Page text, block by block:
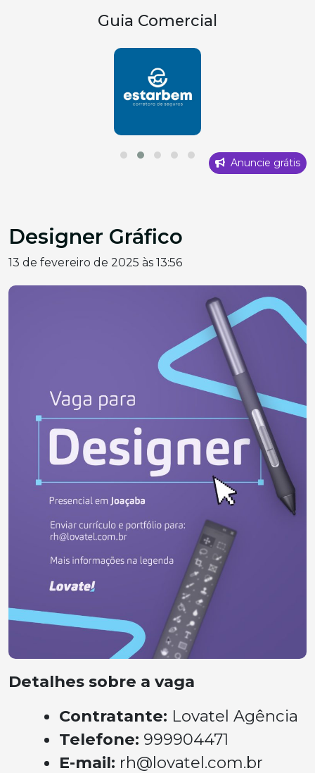
Guia Comercial
Anuncie grátis
Designer Gráfico
13 de fevereiro de 2025 às 13:56
Detalhes sobre a vaga
Contratante: Lovatel Agência
Telefone: 999904471
E-mail: rh@lovatel.com.br